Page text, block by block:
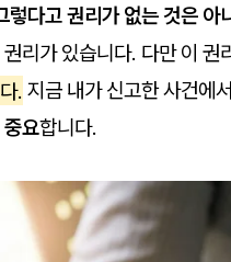
렇다고 권리가 없는 것은 아
리가 있습니다. 다만 이 권
. 지금 내가 신고한 사건에서
요합니다.